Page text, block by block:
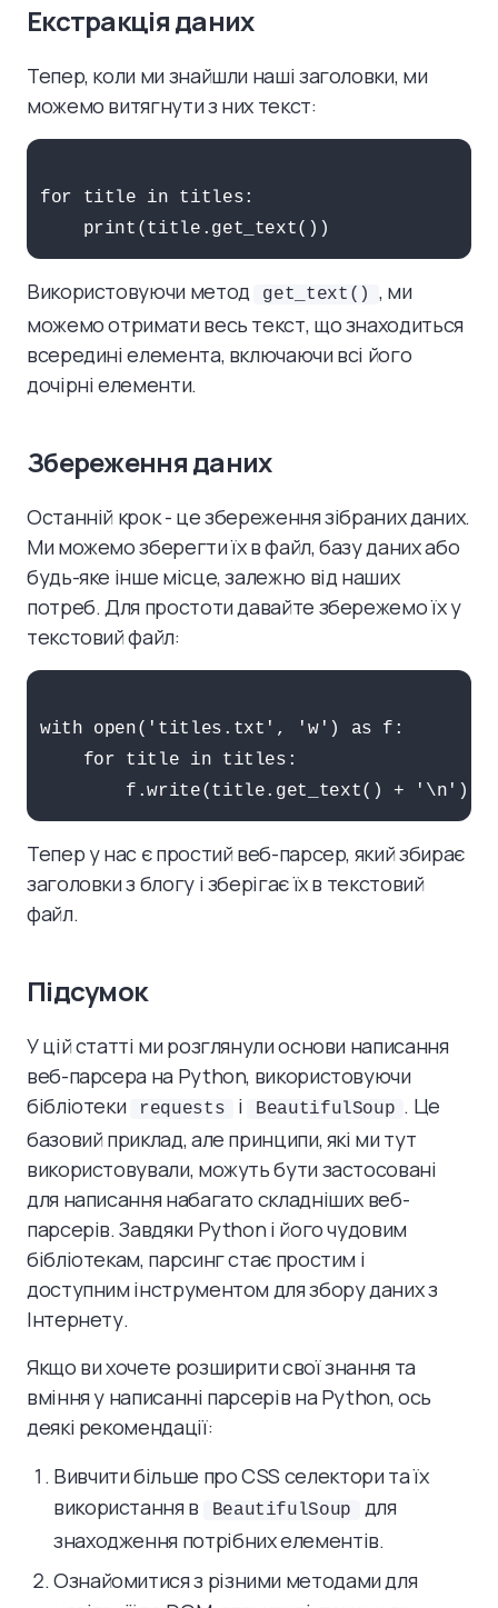
Екстракція даних
Тепер, коли ми знайшли наші заголовки, ми
можемо витягнути з них текст:
for title in titles:
Використовуючи метод get_text()
, ми
можемо отримати весь текст, що знаходиться
всередині елемента, включаючи всі його
дочірні елементи.
Збереження даних
Останній крок - це збереження зібраних даних.
Ми можемо зберегти їх в файл, базу даних або
будь-яке інше місце, залежно від наших
потреб. Для простоти давайте збережемо їх у
текстовий файл:
with open('titles.txt', 'w') as f:
    for title in titles:
Тепер у нас є простий веб-парсер, який збирає
заголовки з блогу і зберігає їх в текстовий
файл.
Підсумок
У цій статті ми розглянули основи написання
веб-парсера на Python, використовуючи
бібліотеки
requests і BeautifulSoup . Це
базовий приклад, але принципи, які ми тут
використовували, можуть бути застосовані
для написання набагато складніших веб-
парсерів. Завдяки Python і його чудовим
бібліотекам, парсинг стає простим і
доступним інструментом для збору даних з
Інтернету.
Якщо ви хочете розширити свої знання та
вміння у написанні парсерів на Python, ось
деякі рекомендації:
Вивчити більше про CSS селектори та їх
використання в
BeautifulSoup
для
знаходження потрібних елементів.
Ознайомитися з різними методами для